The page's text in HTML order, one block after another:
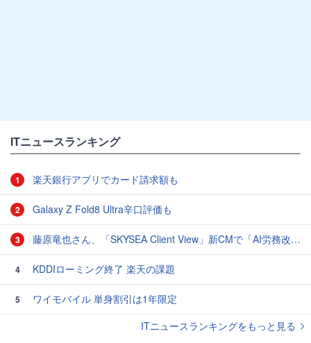
ITニュースランキング
1 楽天銀行アプリでカード請求額も
2 Galaxy Z Fold8 Ultra辛口評価も
3 藤原竜也さん、「SKYSEA Client View」新CMで「AI労務改善」をアピール 働き方をAIが分析したら「すぐに休んで」と言われる？
4 KDDIローミング終了 楽天の課題
5
ワイモバイル 単身割引は1年限定
ITニュースランキングをもっと見る